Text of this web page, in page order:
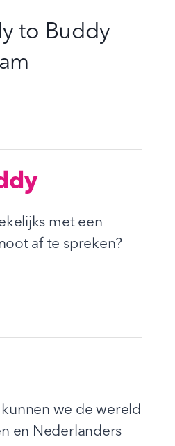
to Buddy
met een
af te spreken?
we de wereld
en Nederlanders